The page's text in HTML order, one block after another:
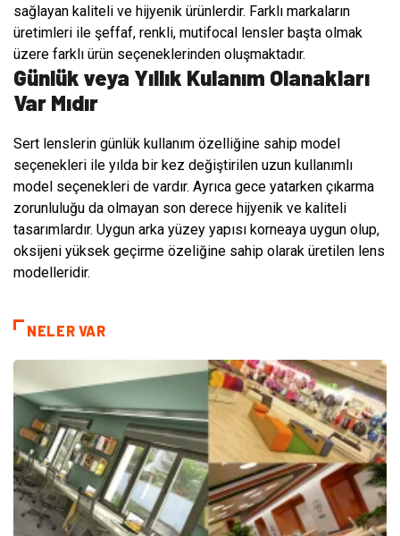
sağlayan kaliteli ve hijyenik ürünlerdir. Farklı markaların
üretimleri ile şeffaf, renkli, mutifocal lensler başta olmak
üzere farklı ürün seçeneklerinden oluşmaktadır.
Günlük veya Yıllık Kulanım Olanakları
Var Mıdır
Sert lenslerin günlük kullanım özelliğine sahip model
seçenekleri ile yılda bir kez değiştirilen uzun kullanımlı
model seçenekleri de vardır. Ayrıca gece yatarken çıkarma
zorunluluğu da olmayan son derece hijyenik ve kaliteli
tasarımlardır. Uygun arka yüzey yapısı korneaya uygun olup,
oksijeni yüksek geçirme özeliğine sahip olarak üretilen lens
modelleridir.
NELER VAR